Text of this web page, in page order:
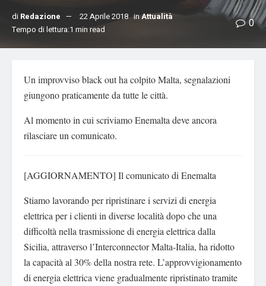
di Redazione 22 Aprile 2018 inAttualità
Tempo di lettura:1 min read
0
Un improvviso black out ha colpito Malta, segnalazioni
giungono praticamente da tutte le città.
Al momento in cui scriviamo Enemalta deve ancora
rilasciare un comunicato.
[AGGIORNAMENTO] Il comunicato di Enemalta
Stiamo lavorando per ripristinare i servizi di energia
elettrica per i clienti in diverse località dopo che una
difficoltà nella trasmissione di energia elettrica dalla
Sicilia, attraverso l’Interconnector Malta-Italia, ha ridotto
la capacità al 30% della nostra rete. L’approvvigionamento
di energia elettrica viene gradualmente ripristinato tramite